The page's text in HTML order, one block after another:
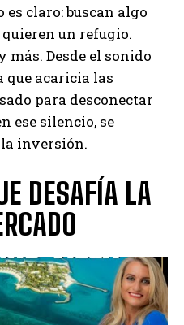
claro: buscan algo
un refugio.
más. Desde el sonido
que acaricia las
para desconectar
ese silencio, se
inversión.
DESAFÍA LA